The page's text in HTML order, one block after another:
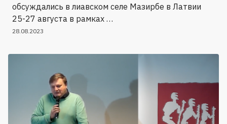
обсуждались в лиавском селе Мазирбе в Латвии
25-27 августа в рамках …
28.08.2023